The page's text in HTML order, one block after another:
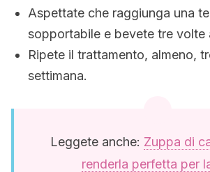
Aspettate che raggiunga una
sopportabile e bevete tre volte
Ripete il trattamento, almeno,
settimana.
Leggete anche: Zuppa di
renderla perfetta per